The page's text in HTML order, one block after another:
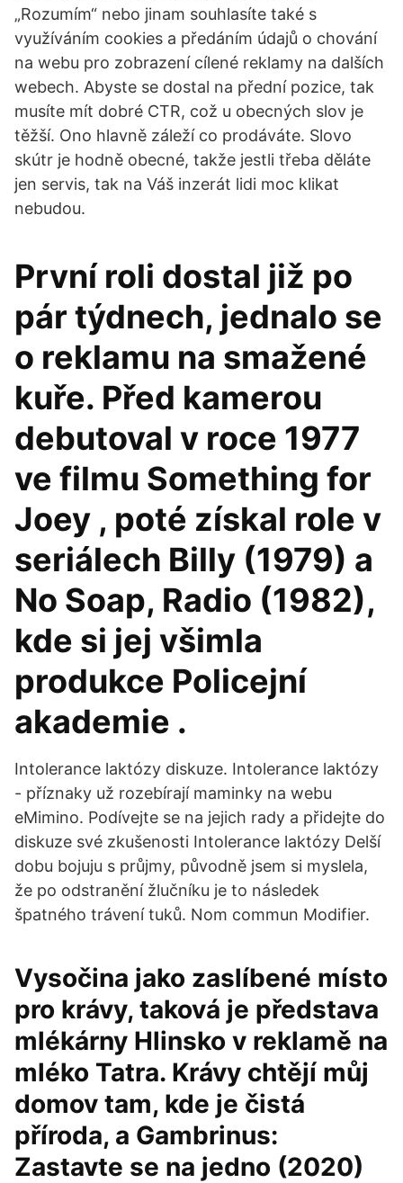
„Rozumím“ nebo jinam souhlasíte také s
využíváním cookies a předáním údajů o chování
na webu pro zobrazení cílené reklamy na dalších
webech. Abyste se dostal na přední pozice, tak
musíte mít dobré CTR, což u obecných slov je
těžší. Ono hlavně záleží co prodáváte. Slovo
skútr je hodně obecné, takže jestli třeba děláte
jen servis, tak na Váš inzerát lidi moc klikat
nebudou.
První roli dostal již po
pár týdnech, jednalo se
o reklamu na smažené
kuře. Před kamerou
debutoval v roce 1977
ve filmu Something for
Joey , poté získal role v
seriálech Billy (1979) a
No Soap, Radio (1982),
kde si jej všimla
produkce Policejní
akademie .
Intolerance laktózy diskuze. Intolerance laktózy
- příznaky už rozebírají maminky na webu
eMimino. Podívejte se na jejich rady a přidejte do
diskuze své zkušenosti Intolerance laktózy Delší
dobu bojuju s průjmy, původně jsem si myslela,
že po odstranění žlučníku je to následek
špatného trávení tuků. Nom commun Modifier.
Vysočina jako zaslíbené místo
pro krávy, taková je představa
mlékárny Hlinsko v reklamě na
mléko Tatra. Krávy chtějí můj
domov tam, kde je čistá
příroda, a Gambrinus:
Zastavte se na jedno (2020)